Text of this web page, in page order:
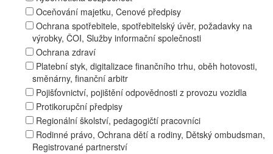
Oceňování majetku, Cenové předpisy
Ochrana spotřebitele, spotřebitelský úvěr, požadavky na
výrobky, ČOI, Služby informační společnosti
Ochrana zdraví
Platební styk, digitalizace finančního trhu, oběh hotovosti,
směnárny, finanční arbitr
Pojišťovnictví, pojištění odpovědnosti z provozu vozidla
Protikorupční předpisy
Regionální školství, pedagogičtí pracovníci
Rodinné právo, Ochrana dětí a rodiny, Dětský ombudsman,
Registrované partnerství